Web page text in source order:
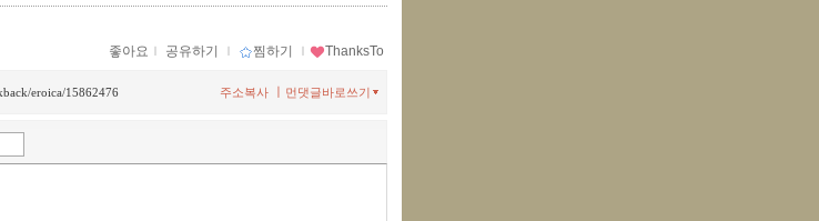
좋아요 ｌ 공유하기 ｌ 찜하기 ｌ ThanksTo
eroica/15862476 먼댓글바로쓰기
주소복사